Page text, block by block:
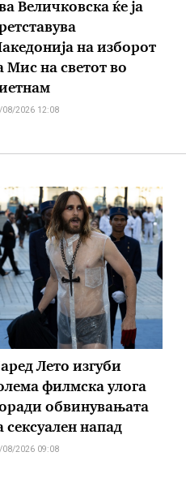
Величковска ќе ја
на изборот
Мис на светот во
08/2026 12:08
Лето изгуби
филмска улога
обвинувањата
сексуален напад
08/2026 09:08